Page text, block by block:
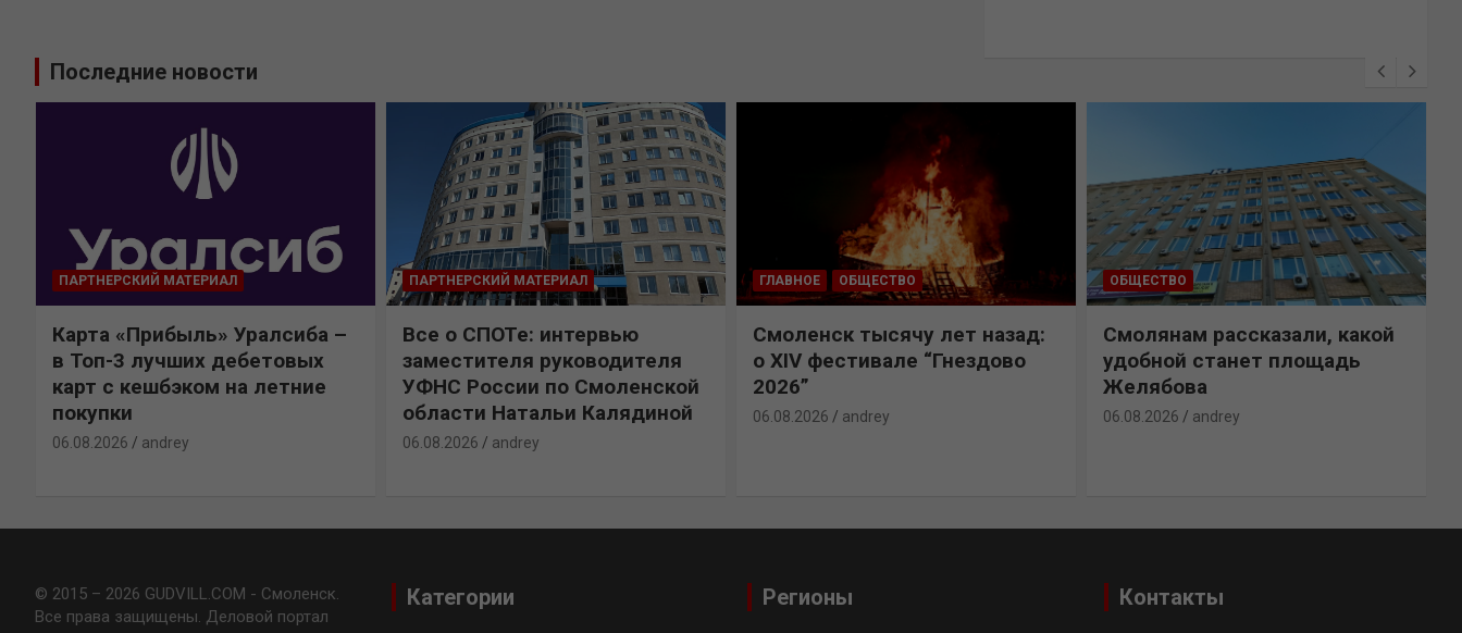
Последние новости
ПАРТНЕРСКИЙ МАТЕРИАЛ
Карта «Прибыль» Уралсиба –
в Топ-3 лучших дебетовых
карт с кешбэком на летние
покупки
06.08.2026 andrey
ПАРТНЕРСКИЙ МАТЕРИАЛ
Все о СПОТе: интервью
заместителя руководителя
УФНС России по Смоленской
области Натальи Калядиной
06.08.2026 andrey
ГЛАВНОЕ ОБЩЕСТВО
Смоленск тысячу лет назад:
о XIV фестивале “Гнездово
2026”
06.08.2026 andrey
ОБЩЕСТВО
Смолянам рассказали, какой
удобной станет площадь
Желябова
06.08.2026 andrey
© 2015 – 2026 GUDVILL.COM - Смоленск.
Все права защищены. Деловой портал
Категории Регионы Контакты